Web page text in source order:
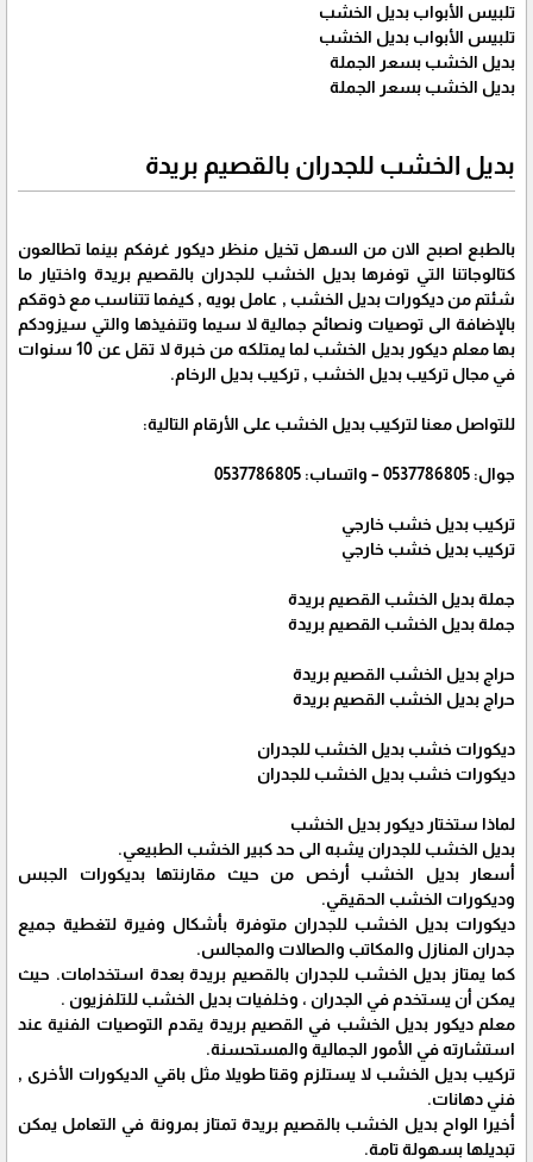
تلبيس الأبواب بديل الخشب
تلبيس الأبواب بديل الخشب
بديل الخشب بسعر الجملة
بديل الخشب بسعر الجملة
بديل الخشب للجدران بالقصيم بريدة
بالطبع اصبح الان من السهل تخيل منظر ديكور غرفكم بينما تطالعون
كتالوجاتنا التي توفرها بديل الخشب للجدران بالقصيم بريدة واختيار ما
شئتم من ديكورات بديل الخشب , عامل بويه , كيفما تتناسب مع ذوقكم
بالإضافة الى توصيات ونصائح جمالية لا سيما وتنفيذها والتي سيزودكم
بها معلم ديكور بديل الخشب لما يمتلكه من خبرة لا تقل عن 10 سنوات
في مجال تركيب بديل الخشب , تركيب بديل الرخام.
للتواصل معنا لتركيب بديل الخشب على الأرقام التالية:
جوال: 0537786805 – واتساب: 0537786805
تركيب بديل خشب خارجي
تركيب بديل خشب خارجي
جملة بديل الخشب القصيم بريدة
جملة بديل الخشب القصيم بريدة
حراج بديل الخشب القصيم بريدة
حراج بديل الخشب القصيم بريدة
ديكورات خشب بديل الخشب للجدران
ديكورات خشب بديل الخشب للجدران
لماذا ستختار ديكور بديل الخشب
بديل الخشب للجدران يشبه الى حد كبير الخشب الطبيعي.
أسعار بديل الخشب أرخص من حيث مقارنتها بديكورات الجبس
وديكورات الخشب الحقيقي.
ديكورات بديل الخشب للجدران متوفرة بأشكال وفيرة لتغطية جميع
جدران المنازل والمكاتب والصالات والمجالس.
كما يمتاز بديل الخشب للجدران بالقصيم بريدة بعدة استخدامات. حيث
يمكن أن يستخدم في الجدران ، وخلفيات بديل الخشب للتلفزيون .
معلم ديكور بديل الخشب في القصيم بريدة يقدم التوصيات الفنية عند
استشارته في الأمور الجمالية والمستحسنة.
تركيب بديل الخشب لا يستلزم وقتا طويلا مثل باقي الديكورات الأخرى ,
فني دهانات.
أخيرا الواح بديل الخشب بالقصيم بريدة تمتاز بمرونة في التعامل يمكن
تبديلها بسهولة تامة.